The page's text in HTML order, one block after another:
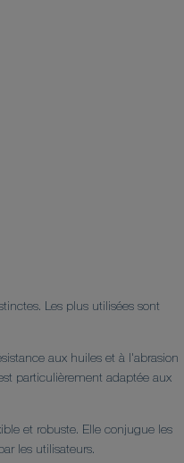
Les plus utilisées sont
aux huiles et à l'abrasion
particulièrement adaptée aux
et robuste. Elle conjugue les
les utilisateurs.